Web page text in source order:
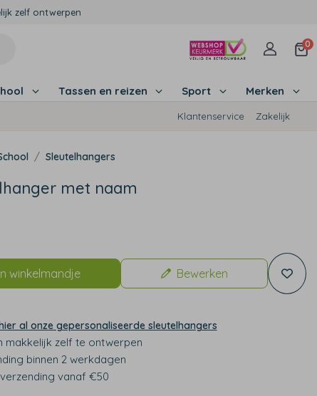
zelf ontwerpen
0
Tassen en reizen Sport Merken
Klantenservice Zakelijk
Sleutelhangers
met naam
winkelmandje Bewerken
al onze gepersonaliseerde sleutelhangers
makkelijk zelf te ontwerpen
binnen 2 werkdagen
vanaf €50